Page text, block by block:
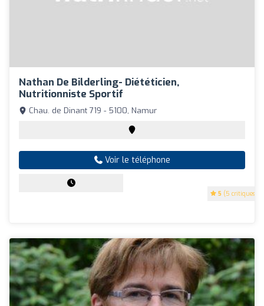
Nathan De Bilderling- Diététicien,
Nutritionniste Sportif
5 (5 critiques)
Chau. de Dinant 719 - 5100, Namur
Voir le téléphone